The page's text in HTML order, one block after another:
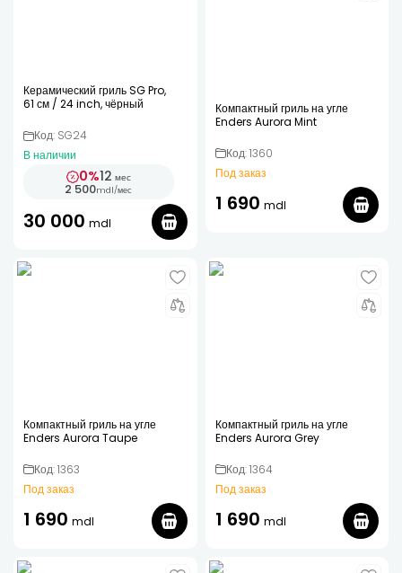
Керамический гриль SG Pro,
61 см / 24 inch, чёрный
Код: SG24
В наличии
0%12 мес
2 500mdl/мес
30 000 mdl
Компактный гриль на угле
Enders Aurora Mint
Код: 1360
Под заказ
1 690 mdl
Компактный гриль на угле
Enders Aurora Taupe
Код: 1363
Под заказ
1 690 mdl
Компактный гриль на угле
Enders Aurora Grey
Код: 1364
Под заказ
1 690 mdl